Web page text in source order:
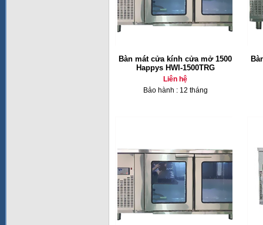
Bàn mát cửa kính cửa mở 1500
Happys HWI-1500TRG
Liên hệ
Bảo hành : 12 tháng